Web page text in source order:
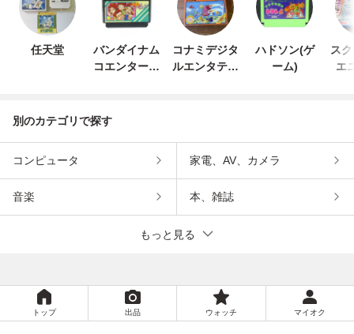
任天堂
バンダイナム
コエンターテ
コナミデジタ
ルエンタテイ
ハドソン(ゲ
ーム)
ス
エ
別のカテゴリで探す
コンピュータ 家電、AV、カメラ
音楽 本、雑誌
もっと見る
トップ 出品 ウォッチ マイオク